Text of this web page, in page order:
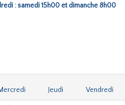
: samedi 15h00 et dimanche 8h00
Jeudi Vendredi